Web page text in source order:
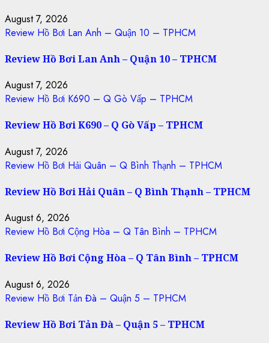
August 7, 2026
Review Hồ Bơi Lan Anh – Quận 10 – TPHCM
Review Hồ Bơi Lan Anh – Quận 10 – TPHCM
August 7, 2026
Review Hồ Bơi K690 – Q Gò Vấp – TPHCM
Review Hồ Bơi K690 – Q Gò Vấp – TPHCM
August 7, 2026
Review Hồ Bơi Hải Quân – Q Bình Thạnh – TPHCM
Review Hồ Bơi Hải Quân – Q Bình Thạnh – TPHCM
August 6, 2026
Review Hồ Bơi Cộng Hòa – Q Tân Bình – TPHCM
Review Hồ Bơi Cộng Hòa – Q Tân Bình – TPHCM
August 6, 2026
Review Hồ Bơi Tản Đà – Quận 5 – TPHCM
Review Hồ Bơi Tản Đà – Quận 5 – TPHCM